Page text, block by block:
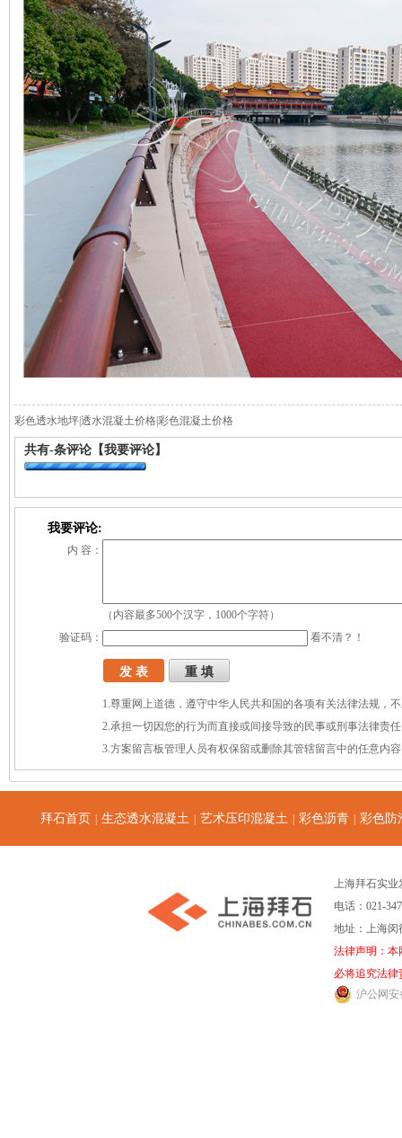
彩色透水地坪|透水混凝土价格|彩色混凝土价格
共有-条评论 【我要评论】
我要评论:
内 容：
（内容最多500个汉字，1000个字符）
验证码：
看不清？！
1.尊重网上道德，遵守中华人民共和国的各项有关法律法规，
2.承担一切因您的行为而直接或间接导致的民事或刑事法律责
3.方案留言板管理人员有权保留或删除其管辖留言中的任意内
拜石首页 生态透水混凝土 艺术压印混凝土 彩色沥青 彩色防
上海拜石实业
电话：021-
地址：上海闵
法律声明：本
必将追究法律
沪公网安